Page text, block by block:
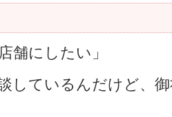
舗にしたい」
しているんだけど、